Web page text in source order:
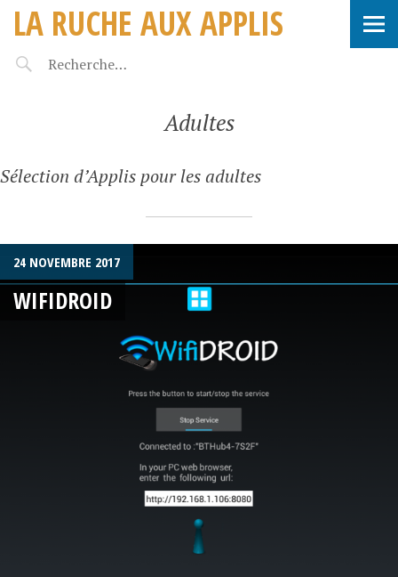
LA RUCHE AUX APPLIS
Adultes
Sélection d’Applis pour les adultes
24 NOVEMBRE 2017
WIFIDROID